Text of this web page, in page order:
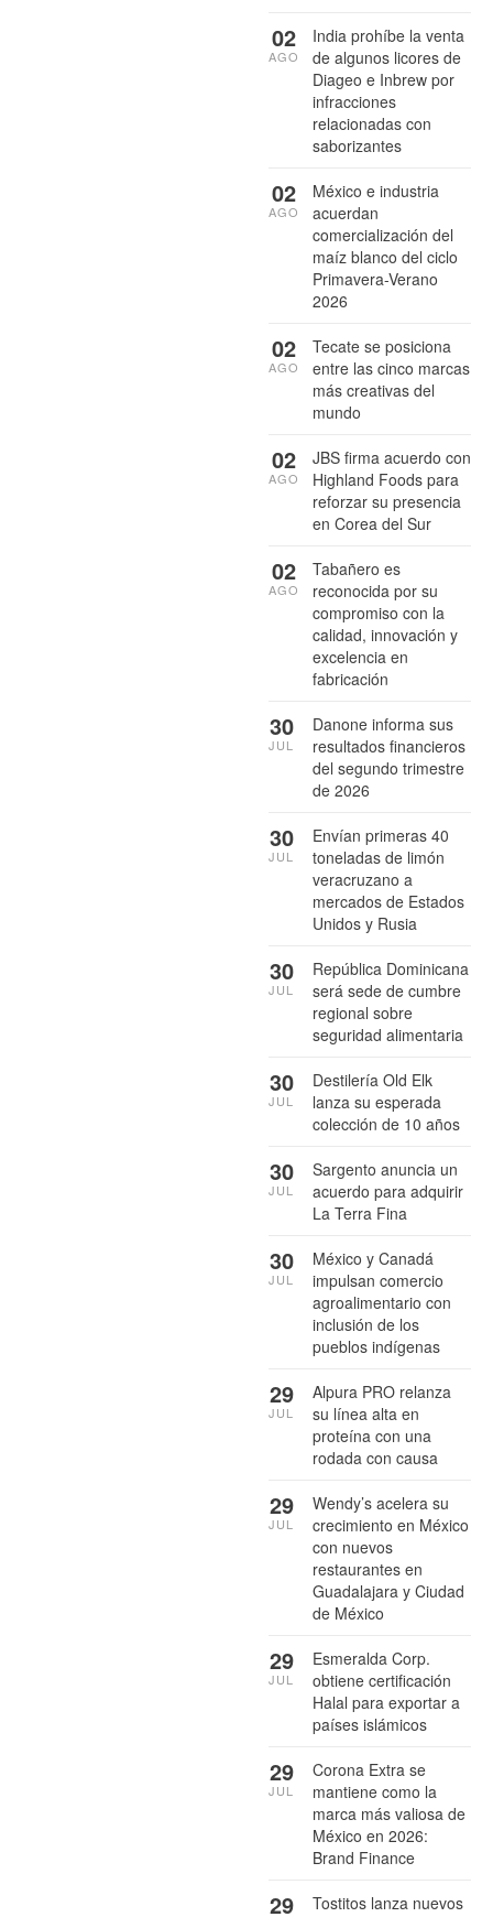
India prohíbe la venta
de algunos licores de
Diageo e Inbrew por
infracciones
relacionadas con
saborizantes
02
AGO
México e industria
acuerdan
comercialización del
maíz blanco del ciclo
Primavera-Verano
2026
02
AGO
Tecate se posiciona
entre las cinco marcas
más creativas del
mundo
02
AGO
JBS firma acuerdo con
Highland Foods para
reforzar su presencia
en Corea del Sur
02
AGO
Tabañero es
reconocida por su
compromiso con la
calidad, innovación y
excelencia en
fabricación
02
AGO
Danone informa sus
resultados financieros
del segundo trimestre
de 2026
30
JUL
Envían primeras 40
toneladas de limón
veracruzano a
mercados de Estados
Unidos y Rusia
30
JUL
República Dominicana
será sede de cumbre
regional sobre
seguridad alimentaria
30
JUL
Destilería Old Elk
lanza su esperada
colección de 10 años
30
JUL
Sargento anuncia un
acuerdo para adquirir
La Terra Fina
30
JUL
México y Canadá
impulsan comercio
agroalimentario con
inclusión de los
pueblos indígenas
30
JUL
Alpura PRO relanza
su línea alta en
proteína con una
rodada con causa
29
JUL
Wendy’s acelera su
crecimiento en México
con nuevos
restaurantes en
Guadalajara y Ciudad
de México
29
JUL
Esmeralda Corp.
obtiene certificación
Halal para exportar a
países islámicos
29
JUL
Corona Extra se
mantiene como la
marca más valiosa de
México en 2026:
Brand Finance
29
JUL
Tostitos lanza nuevos
29